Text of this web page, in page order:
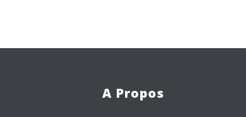
A Propos